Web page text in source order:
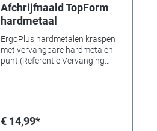
Afchrijfnaald TopForm
hardmetaal
ErgoPlus hardmetalen kraspen
met vervangbare hardmetalen
punt (Referentie Vervanging
€ 14,99*